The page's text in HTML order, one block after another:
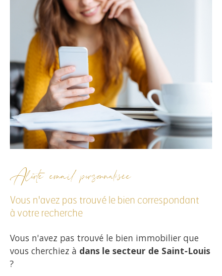
Alerte email personnalisée
Vous n'avez pas trouvé le bien correspondant
à votre recherche
Vous n'avez pas trouvé le bien immobilier que
vous cherchiez à dans le secteur de Saint-Louis
?